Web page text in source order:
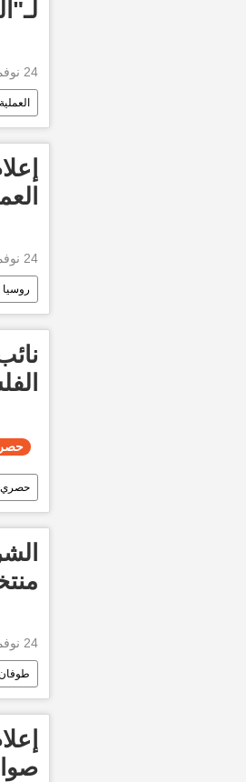
24 نوفمبر 2023, 18:59 GMT
العالم
24 نوفمبر 2023, 18:09 GMT
روسيا
حصري
24 نوفمبر 2023, 17:27 GMT
أخبار